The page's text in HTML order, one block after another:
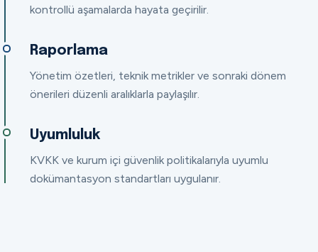
kontrollü aşamalarda hayata geçirilir.
Raporlama
Yönetim özetleri, teknik metrikler ve sonraki dönem
önerileri düzenli aralıklarla paylaşılır.
Uyumluluk
KVKK ve kurum içi güvenlik politikalarıyla uyumlu
dokümantasyon standartları uygulanır.